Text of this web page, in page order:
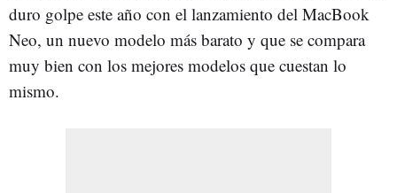
duro golpe este año con el lanzamiento del MacBook
Neo, un nuevo modelo más barato y que se compara
muy bien con los mejores modelos que cuestan lo
mismo.